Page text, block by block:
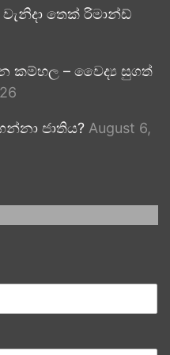
තෙක් රිමාන්ඩ්
කම්හල – වෛද්‍ය සුගත්
ජාතිය? August 6,